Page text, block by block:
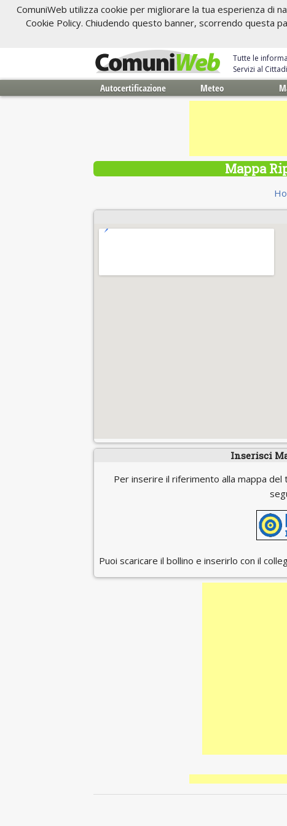
ComuniWeb utilizza cookie per migliorare la tua esperienza di
Cookie Policy. Chiudendo questo banner, scorrendo questa
Tutte le
Servizi al
Autocertificazione Meteo
Mappa
Inserisci
Per inserire il riferimento alla mappa
Puoi scaricare il bollino e inserirlo con il